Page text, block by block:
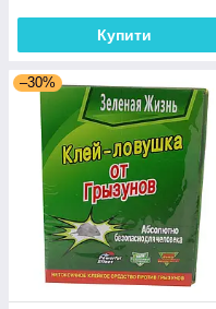
Купити
–30%